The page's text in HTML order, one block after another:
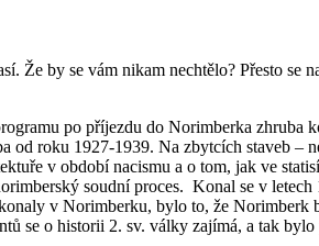
Že by se vám nikam nechtělo? Přesto se
po příjezdu do Norimberka zhruba
od roku 1927-1939. Na zbytcích staveb –
v období nacismu a o tom, jak ve
soudní proces. Konal se v
v Norimberku, bylo to, že Norimberk
se o historii 2. sv. války zajímá, a tak bylo